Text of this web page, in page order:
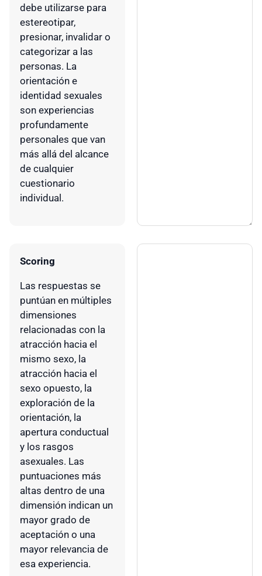
debe utilizarse para
estereotipar,
presionar, invalidar o
categorizar a las
personas. La
orientación e
identidad sexuales
son experiencias
profundamente
personales que van
más allá del alcance
de cualquier
cuestionario
individual.
Scoring
Las respuestas se
puntúan en múltiples
dimensiones
relacionadas con la
atracción hacia el
mismo sexo, la
atracción hacia el
sexo opuesto, la
exploración de la
orientación, la
apertura conductual
y los rasgos
asexuales. Las
puntuaciones más
altas dentro de una
dimensión indican un
mayor grado de
aceptación o una
mayor relevancia de
esa experiencia.